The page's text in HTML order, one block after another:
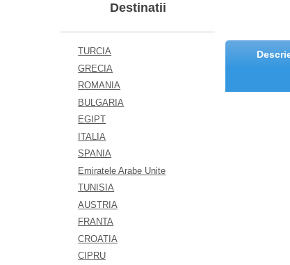
Destinatii
TURCIA
GRECIA
ROMANIA
BULGARIA
EGIPT
ITALIA
SPANIA
Emiratele Arabe Unite
TUNISIA
AUSTRIA
FRANTA
CROATIA
CIPRU